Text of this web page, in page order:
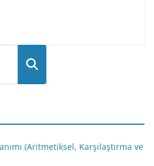
(Aritmetiksel, Karşılaştırma ve